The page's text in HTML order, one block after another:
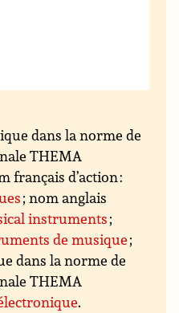
dans la norme de
THEMA
français d’action :
; nom anglais
instruments;
de musique;
dans la norme de
THEMA
.